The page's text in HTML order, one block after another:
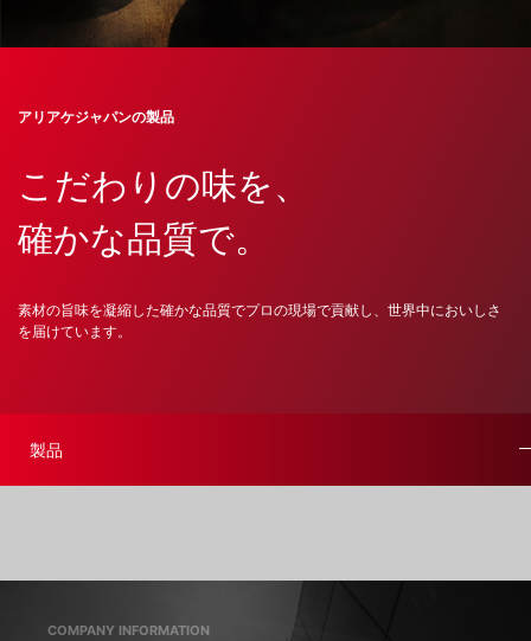
アリアケジャパンの製品
こだわりの味を、
確かな品質で。
素材の旨味を凝縮した確かな品質でプロの現場で貢献し、世界中においしさ
を届けています。
製品
COMPANY INFORMATION